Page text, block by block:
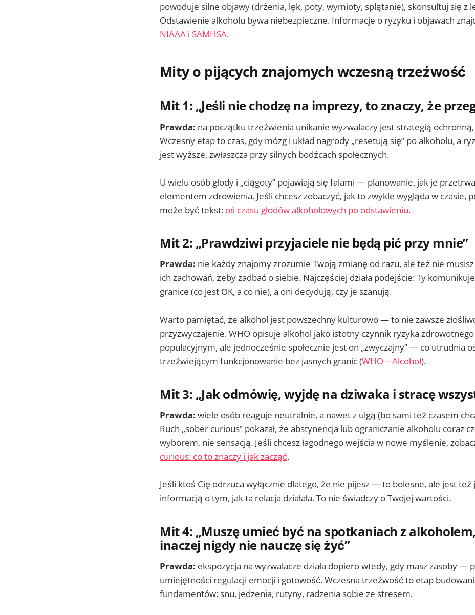
powoduje silne objawy (drżenia, lęk, poty, wymioty, splątanie), skonsultuj się z
Odstawienie alkoholu bywa niebezpieczne. Informacje o ryzyku i objawach
NIAAA i SAMHSA.
Mity o pijących znajomych wczesną trzeźwość
Mit 1: „Jeśli nie chodzę na imprezy, to znaczy, że
Prawda: na początku trzeźwienia unikanie wyzwalaczy jest strategią
Wczesny etap to czas, gdy mózg i układ nagrody „resetują się” po alkoholu, a
jest wyższe, zwłaszcza przy silnych bodźcach społecznych.
U wielu osób głody i „ciągoty” pojawiają się falami — planowanie, jak je
elementem zdrowienia. Jeśli chcesz zobaczyć, jak to zwykle wygląda w czasie,
może być tekst: oś czasu głodów alkoholowych po odstawieniu.
Mit 2: „Prawdziwi przyjaciele nie będą pić przy mnie”
Prawda: nie każdy znajomy zrozumie Twoją zmianę od razu, ale też nie
ich zachowań, żeby zadbać o siebie. Najczęściej działa podejście: Ty
granice (co jest OK, a co nie), a oni decydują, czy je szanują.
Warto pamiętać, że alkohol jest powszechny kulturowo — to nie zawsze
przyzwyczajenie. WHO opisuje alkohol jako istotny czynnik ryzyka
populacyjnym, ale jednocześnie społecznie jest on „zwyczajny” — co utrudnia
trzeźwiejącym funkcjonowanie bez jasnych granic (WHO – Alcohol).
Mit 3: „Jak odmówię, wyjdę na dziwaka i stracę
Prawda: wiele osób reaguje neutralnie, a nawet z ulgą (bo sami też czasem
Ruch „sober curious” pokazał, że abstynencja lub ograniczanie alkoholu coraz
wyborem, nie sensacją. Jeśli chcesz łagodnego wejścia w nowe myślenie,
curious: co to znaczy i jak zacząć.
Jeśli ktoś Cię odrzuca wyłącznie dlatego, że nie pijesz — to bolesne, ale jest też
informacją o tym, jak ta relacja działała. To nie świadczy o Twojej wartości.
Mit 4: „Muszę umieć być na spotkaniach z
inaczej nigdy nie nauczę się żyć”
Prawda: ekspozycja na wyzwalacze działa dopiero wtedy, gdy masz zasoby —
umiejętności regulacji emocji i gotowość. Wczesna trzeźwość to etap
fundamentów: snu, jedzenia, rutyny, radzenia sobie ze stresem.